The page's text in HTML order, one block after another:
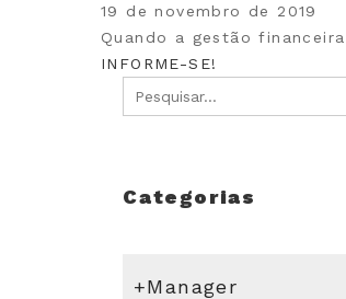
19 de novembro de 2019
Quando a gestão
INFORME-SE!
Categorias
+Manager